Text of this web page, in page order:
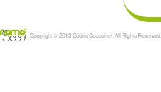
Copyright © 2013 Cédric Coussinet. All Rights Reserved.